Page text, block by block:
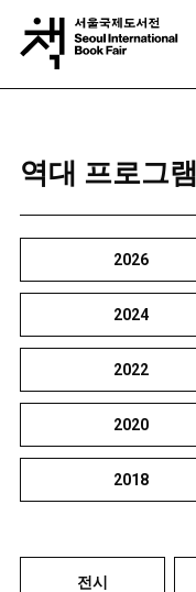
역대 프로그램
2026
2024
2022
2020
2018
전시